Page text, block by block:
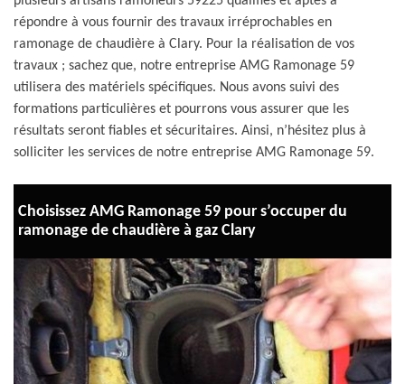
répondre à vous fournir des travaux irréprochables en
ramonage de chaudière à Clary. Pour la réalisation de vos
travaux ; sachez que, notre entreprise AMG Ramonage 59
utilisera des matériels spécifiques. Nous avons suivi des
formations particulières et pourrons vous assurer que les
résultats seront fiables et sécuritaires. Ainsi, n’hésitez plus à
solliciter les services de notre entreprise AMG Ramonage 59.
Choisissez AMG Ramonage 59 pour s’occuper du
ramonage de chaudière à gaz Clary